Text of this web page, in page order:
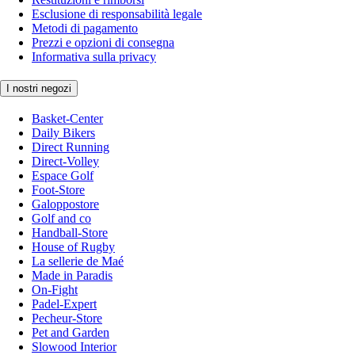
Esclusione di responsabilità legale
Metodi di pagamento
Prezzi e opzioni di consegna
Informativa sulla privacy
I nostri negozi
Basket-Center
Daily Bikers
Direct Running
Direct-Volley
Espace Golf
Foot-Store
Galoppostore
Golf and co
Handball-Store
House of Rugby
La sellerie de Maé
Made in Paradis
On-Fight
Padel-Expert
Pecheur-Store
Pet and Garden
Slowood Interior